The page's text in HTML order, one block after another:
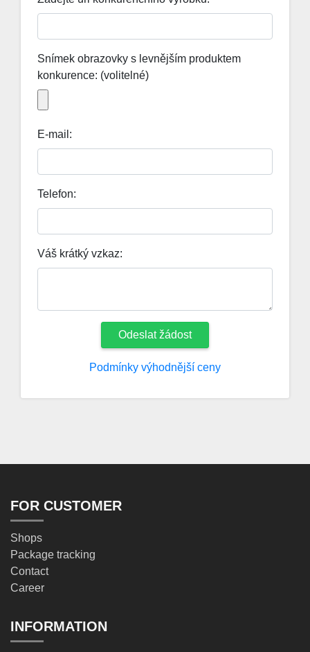
About us
Blog
Snímek obrazovky s levnějším produktem
konkurence: (volitelné)
E-mail:
Telefon:
Váš krátký vzkaz:
Odeslat žádost
Podmínky výhodnější ceny
FOR CUSTOMER
Shops
Package tracking
Contact
Career
INFORMATION